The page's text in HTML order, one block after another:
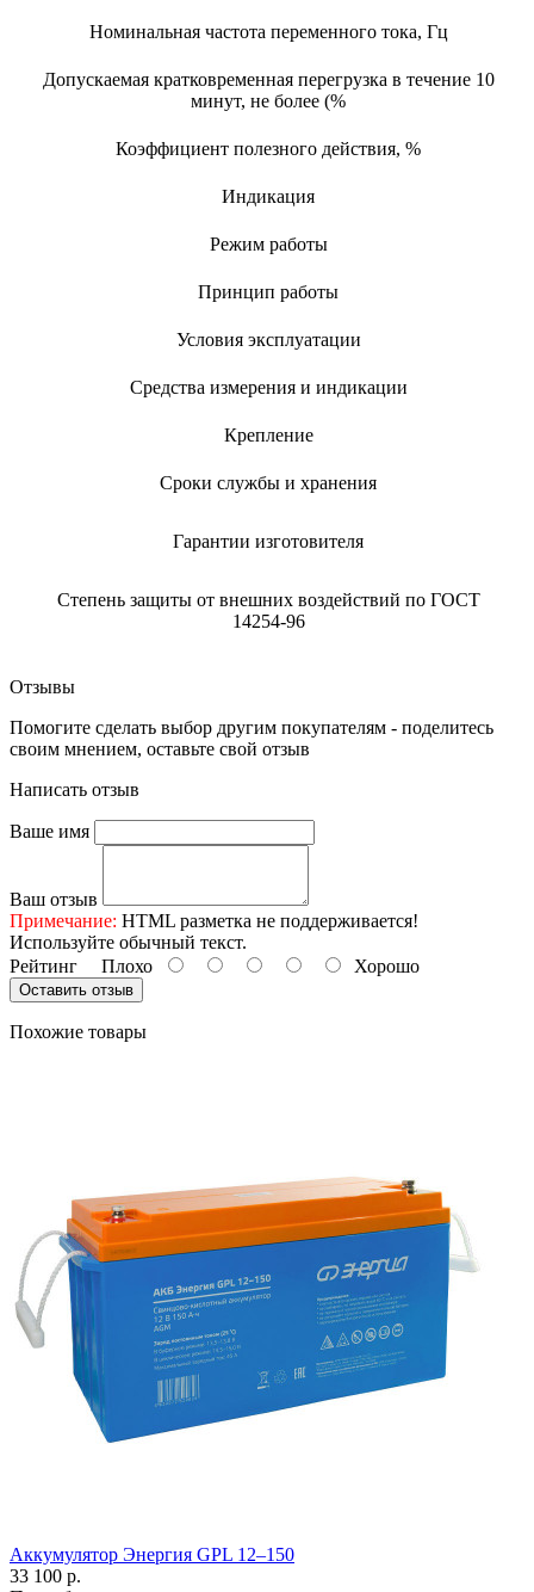
Номинальная частота переменного тока, Гц
Допускаемая кратковременная перегрузка в течение 10
минут, не более (%
Коэффициент полезного действия, %
Индикация
Режим работы
Принцип работы
Условия эксплуатации
Средства измерения и индикации
Крепление
Сроки службы и хранения
Гарантии изготовителя
Степень защиты от внешних воздействий по ГОСТ
14254-96
Отзывы
Помогите сделать выбор другим покупателям - поделитесь
своим мнением, оставьте свой отзыв
Написать отзыв
Ваше имя
Ваш отзыв
Примечание: HTML разметка не поддерживается!
Используйте обычный текст.
Рейтинг Плохо Хорошо
Оставить отзыв
Похожие товары
Аккумулятор Энергия GPL 12–150
33 100 р.